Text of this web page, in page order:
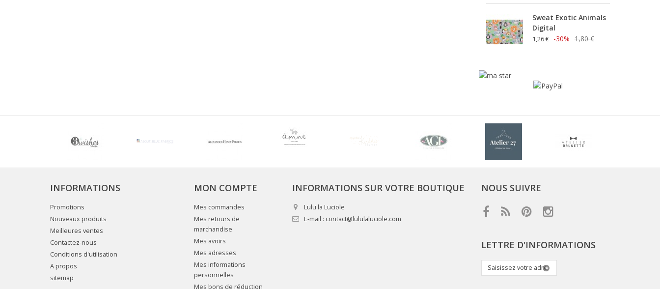
Sweat Exotic Animals
Digital
1,26 € -30% 1,80 €
INFORMATIONS
Promotions
Nouveaux produits
Meilleures ventes
Contactez-nous
Conditions d'utilisation
A propos
sitemap
MON COMPTE
Mes commandes
Mes retours de
marchandise
Mes avoirs
Mes adresses
Mes informations
personnelles
Mes bons de réduction
INFORMATIONS SUR VOTRE BOUTIQUE
Lulu la Luciole
E-mail : contact@lululaluciole.com
NOUS SUIVRE
LETTRE D'INFORMATIONS